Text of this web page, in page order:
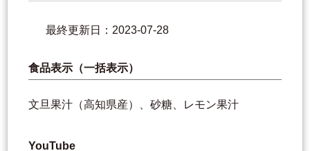
最終更新日：2023-07-28
食品表示（一括表示）
文旦果汁（高知県産）、砂糖、レモン果汁
YouTube